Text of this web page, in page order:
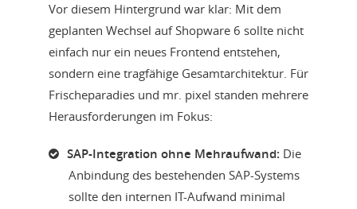
Vor diesem Hintergrund war klar: Mit dem
geplanten Wechsel auf Shopware 6 sollte nicht
einfach nur ein neues Frontend entstehen,
sondern eine tragfähige Gesamtarchitektur. Für
Frischeparadies und mr. pixel standen mehrere
Herausforderungen im Fokus:
SAP-Integration ohne Mehraufwand: Die
Anbindung des bestehenden SAP-Systems
sollte den internen IT-Aufwand minimal